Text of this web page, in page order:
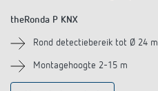
theRonda P KNX
Rond detectiebereik tot Ø 24 m
Montagehoogte 2-15 m